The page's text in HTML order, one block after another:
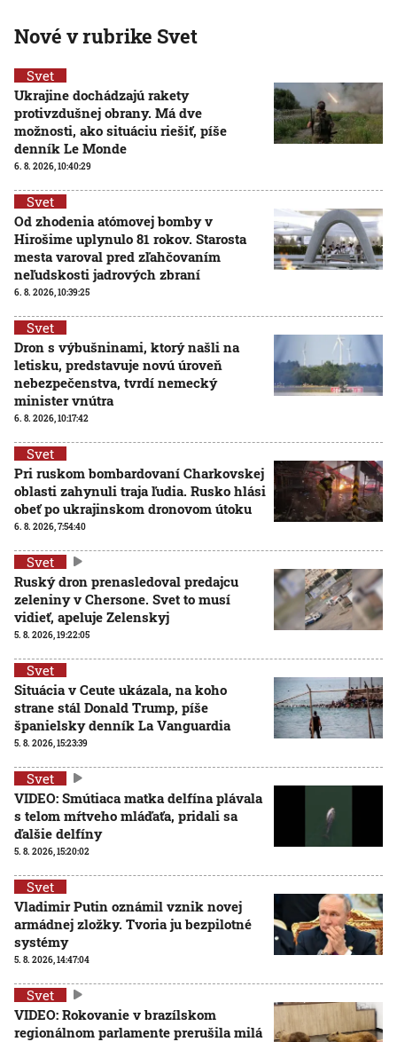
Nové v rubrike Svet
Svet
Ukrajine dochádzajú rakety
protivzdušnej obrany. Má dve
možnosti, ako situáciu riešiť, píše
denník Le Monde
6. 8. 2026, 10:40:29
Svet
Od zhodenia atómovej bomby v
Hirošime uplynulo 81 rokov. Starosta
mesta varoval pred zľahčovaním
neľudskosti jadrových zbraní
6. 8. 2026, 10:39:25
Svet
Dron s výbušninami, ktorý našli na
letisku, predstavuje novú úroveň
nebezpečenstva, tvrdí nemecký
minister vnútra
6. 8. 2026, 10:17:42
Svet
Pri ruskom bombardovaní Charkovskej
oblasti zahynuli traja ľudia. Rusko hlási
obeť po ukrajinskom dronovom útoku
6. 8. 2026, 7:54:40
Svet
Ruský dron prenasledoval predajcu
zeleniny v Chersone. Svet to musí
vidieť, apeluje Zelenskyj
5. 8. 2026, 19:22:05
Svet
Situácia v Ceute ukázala, na koho
strane stál Donald Trump, píše
španielsky denník La Vanguardia
5. 8. 2026, 15:23:39
Svet
VIDEO: Smútiaca matka delfína plávala
s telom mŕtveho mláďaťa, pridali sa
ďalšie delfíny
5. 8. 2026, 15:20:02
Svet
Vladimir Putin oznámil vznik novej
armádnej zložky. Tvoria ju bezpilotné
systémy
5. 8. 2026, 14:47:04
Svet
VIDEO: Rokovanie v brazílskom
regionálnom parlamente prerušila milá